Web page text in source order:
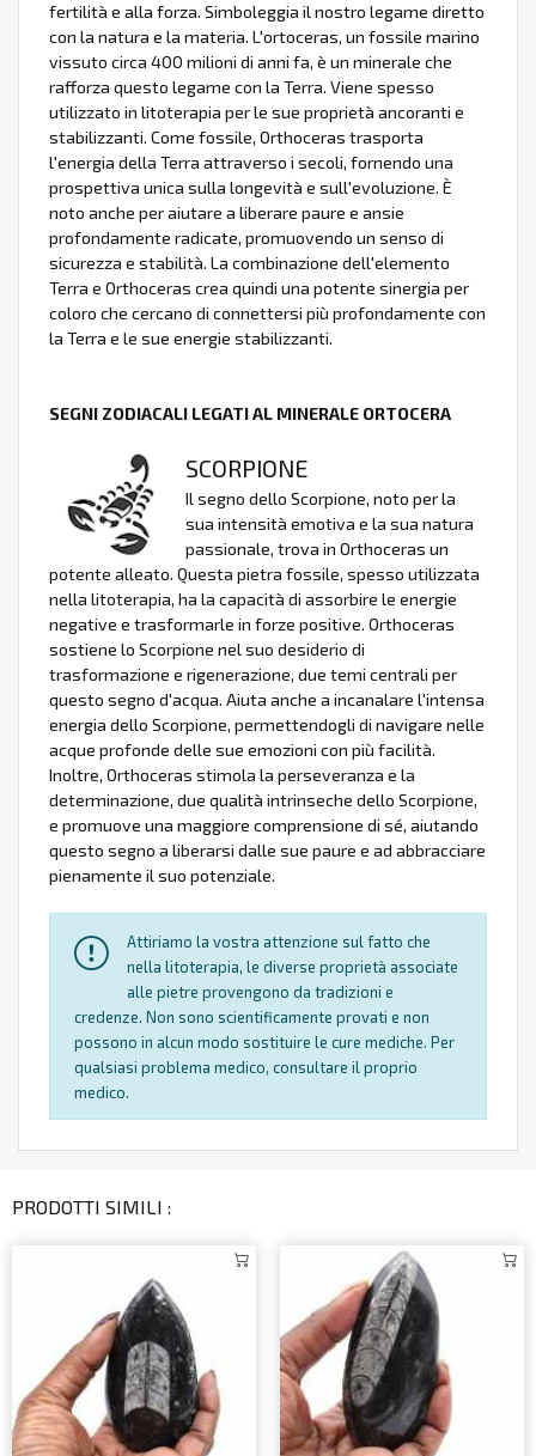
fertilità e alla forza. Simboleggia il nostro legame diretto
con la natura e la materia. L'ortoceras, un fossile marino
vissuto circa 400 milioni di anni fa, è un minerale che
rafforza questo legame con la Terra. Viene spesso
utilizzato in litoterapia per le sue proprietà ancoranti e
stabilizzanti. Come fossile, Orthoceras trasporta
l'energia della Terra attraverso i secoli, fornendo una
prospettiva unica sulla longevità e sull'evoluzione. È
noto anche per aiutare a liberare paure e ansie
profondamente radicate, promuovendo un senso di
sicurezza e stabilità. La combinazione dell'elemento
Terra e Orthoceras crea quindi una potente sinergia per
coloro che cercano di connettersi più profondamente con
la Terra e le sue energie stabilizzanti.
SEGNI ZODIACALI LEGATI AL MINERALE ORTOCERA
SCORPIONE
Il segno dello Scorpione, noto per la
sua intensità emotiva e la sua natura
passionale, trova in Orthoceras un
potente alleato. Questa pietra fossile, spesso utilizzata
nella litoterapia, ha la capacità di assorbire le energie
negative e trasformarle in forze positive. Orthoceras
sostiene lo Scorpione nel suo desiderio di
trasformazione e rigenerazione, due temi centrali per
questo segno d'acqua. Aiuta anche a incanalare l'intensa
energia dello Scorpione, permettendogli di navigare nelle
acque profonde delle sue emozioni con più facilità.
Inoltre, Orthoceras stimola la perseveranza e la
determinazione, due qualità intrinseche dello Scorpione,
e promuove una maggiore comprensione di sé, aiutando
questo segno a liberarsi dalle sue paure e ad abbracciare
pienamente il suo potenziale.
Attiriamo la vostra attenzione sul fatto che
nella litoterapia, le diverse proprietà associate
alle pietre provengono da tradizioni e
credenze. Non sono scientificamente provati e non
possono in alcun modo sostituire le cure mediche. Per
qualsiasi problema medico, consultare il proprio
medico.
PRODOTTI SIMILI :